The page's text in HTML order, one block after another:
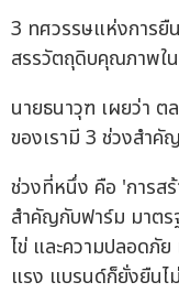
3 ทศวรรษแห่งการ
สรรวัตถุดิบคุณภาพใ
นายธนาวุฑ เผยว่า ต
ของเรามี 3 ช่วงสำคั
ช่วงที่หนึ่ง คือ 'การส
สำคัญกับฟาร์ม มาตร
ไข่ และความปลอดภัย
แรง แบรนด์ก็ยั่งยืนไ